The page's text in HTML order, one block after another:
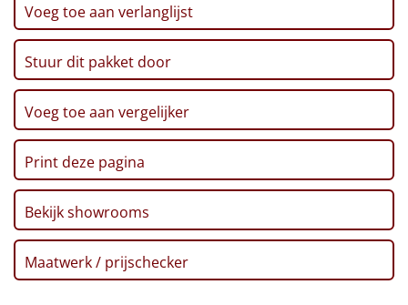
Artikel
Hitster NIEUW
Pizzarette
Tas
Wake up light
Borrelplank
Warmtekussen
NIEUW
Kerstmagazine 2025
Verpakt in een feestelijke kerstdoos
Voeg toe aan verlanglijst
Stuur dit pakket door
Voeg toe aan vergelijker
Print deze pagina
Bekijk showrooms
Maatwerk / prijschecker